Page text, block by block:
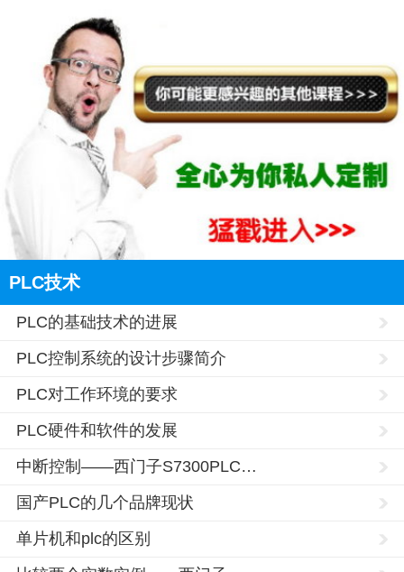
PLC技术
PLC的基础技术的进展
PLC控制系统的设计步骤简介
PLC对工作环境的要求
PLC硬件和软件的发展
中断控制——西门子S7300PLC…
国产PLC的几个品牌现状
单片机和plc的区别